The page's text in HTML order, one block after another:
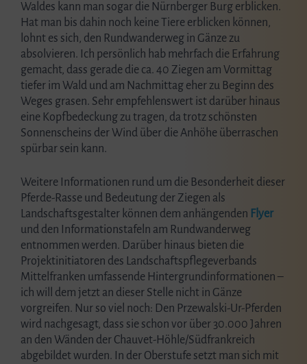
Waldes kann man sogar die Nürnberger Burg erblicken.
Hat man bis dahin noch keine Tiere erblicken können,
lohnt es sich, den Rundwanderweg in Gänze zu
absolvieren. Ich persönlich hab mehrfach die Erfahrung
gemacht, dass gerade die ca. 40 Ziegen am Vormittag
tiefer im Wald und am Nachmittag eher zu Beginn des
Weges grasen. Sehr empfehlenswert ist darüber hinaus
eine Kopfbedeckung zu tragen, da trotz schönsten
Sonnenscheins der Wind über die Anhöhe überraschen
spürbar sein kann.
Weitere Informationen rund um die Besonderheit dieser
Pferde-Rasse und Bedeutung der Ziegen als
Landschaftsgestalter können dem anhängenden Flyer
und den Informationstafeln am Rundwanderweg
entnommen werden. Darüber hinaus bieten die
Projektinitiatoren des Landschaftspflegeverbands
Mittelfranken umfassende Hintergrundinformationen –
ich will dem jetzt an dieser Stelle nicht in Gänze
vorgreifen. Nur so viel noch: Den Przewalski-Ur-Pferden
wird nachgesagt, dass sie schon vor über 30.000 Jahren
an den Wänden der Chauvet-Höhle/Südfrankreich
abgebildet wurden. In der Oberstufe setzt man sich mit